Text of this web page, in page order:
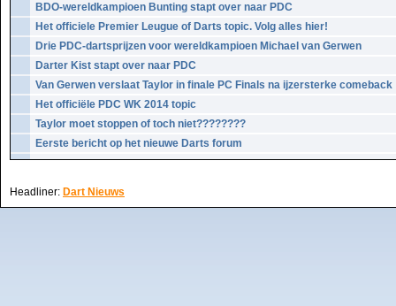
BDO-wereldkampioen Bunting stapt over naar PDC
Het officiele Premier Leugue of Darts topic. Volg alles hier!
Drie PDC-dartsprijzen voor wereldkampioen Michael van Gerwen
Darter Kist stapt over naar PDC
Van Gerwen verslaat Taylor in finale PC Finals na ijzersterke comeback
Het officiële PDC WK 2014 topic
Taylor moet stoppen of toch niet????????
Eerste bericht op het nieuwe Darts forum
Headliner: Dart Nieuws